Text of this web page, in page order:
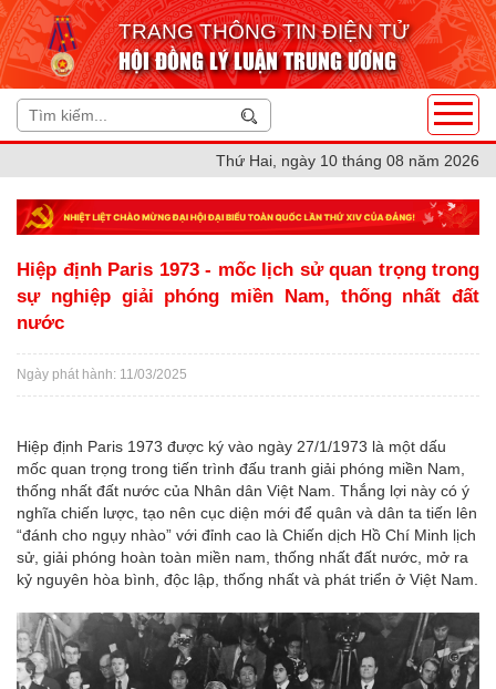
TRANG THÔNG TIN ĐIỆN TỬ
HỘI ĐỒNG LÝ LUẬN TRUNG ƯƠNG
Thứ Hai, ngày 10 tháng 08 năm 2026
Hiệp định Paris 1973 - mốc lịch sử quan trọng trong
sự nghiệp giải phóng miền Nam, thống nhất đất
nước
Ngày phát hành: 11/03/2025
Hiệp định Paris 1973 được ký vào ngày 27/1/1973 là một dấu
mốc quan trọng trong tiến trình đấu tranh giải phóng miền Nam,
thống nhất đất nước của Nhân dân Việt Nam. Thắng lợi này có ý
nghĩa chiến lược, tạo nên cục diện mới để quân và dân ta tiến lên
“đánh cho ngụy nhào” với đỉnh cao là Chiến dịch Hồ Chí Minh lịch
sử, giải phóng hoàn toàn miền nam, thống nhất đất nước, mở ra
kỷ nguyên hòa bình, độc lập, thống nhất và phát triển ở Việt Nam.